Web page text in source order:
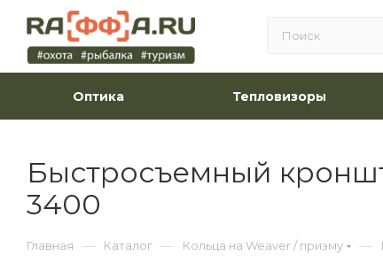
Оптика Тепловизоры
Быстросъемный
3400
Главная — Каталог — Кольца на Weaver / призму —